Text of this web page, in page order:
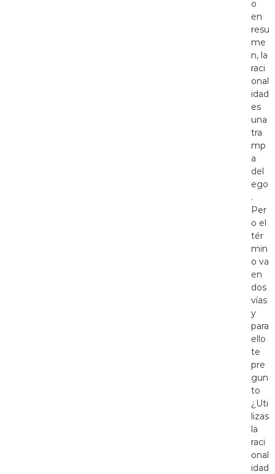
o
en
resu
me
n, la
raci
onal
idad
es
una
tra
mp
a
del
ego
.
Per
o el
tér
min
o va
en
dos
vías
y
para
ello
te
pre
gun
to
¿Uti
lizas
la
raci
onal
idad